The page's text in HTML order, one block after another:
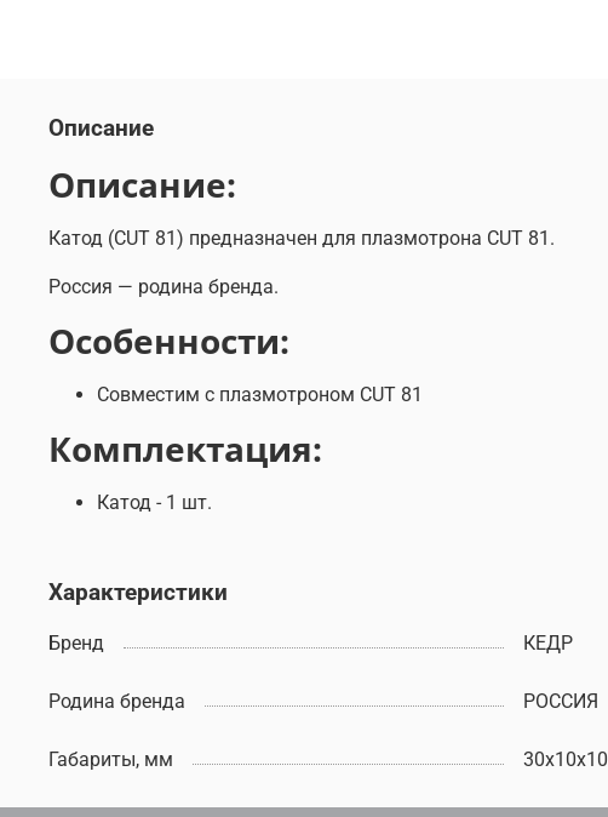
Описание
Описание:
Катод (CUT 81) предназначен для плазмотрона CUT 81.
Россия — родина бренда.
Особенности:
Совместим с плазмотроном CUT 81
Комплектация:
Катод - 1 шт.
Характеристики
Бренд КЕДР
Родина бренда РОССИЯ
Габариты, мм 30x10x10